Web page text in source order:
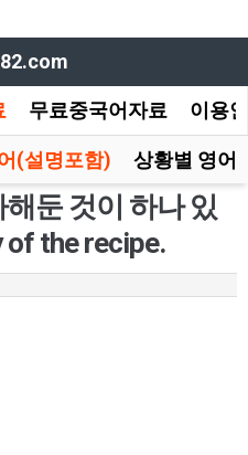
무료중국어자료 이용
(설명포함) 상황별 영어
둔 것이 하나 있
of the recipe.